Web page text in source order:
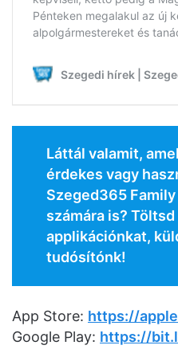
Láttál valamit,
érdekes vagy
Szeged365
számára is?
applikációnkat,
tudósítónk!
App Store: https://
Google Play: https://